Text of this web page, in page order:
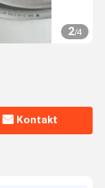
2/4
Kontakt